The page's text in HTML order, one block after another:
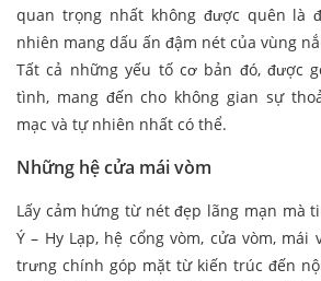
quan trọng nhất không được quên là
nhiên mang dấu ấn đậm nét của vùng
Tất cả những yếu tố cơ bản đó, được
tình, mang đến cho không gian sự
mạc và tự nhiên nhất có thể.
Những hệ cửa mái vòm
Lấy cảm hứng từ nét đẹp lãng mạn mà
Ý – Hy Lạp, hệ cổng vòm, cửa vòm, mái
trưng chính góp mặt từ kiến trúc đến